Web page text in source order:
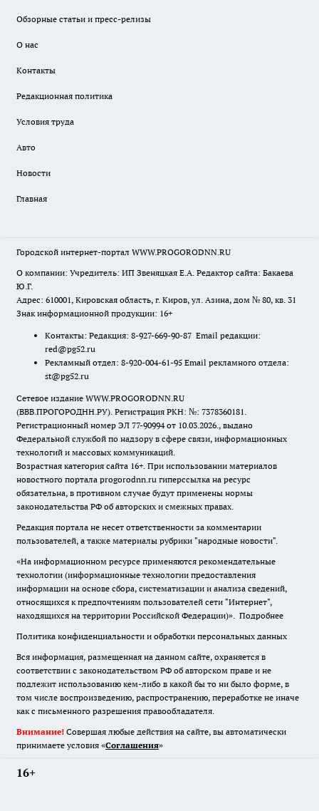
Обзорные статьи и пресс-релизы
О нас
Контакты
Редакционная политика
Условия труда
Авто
Новости
Главная
Городской интернет-портал WWW.PROGORODNN.RU
О компании: Учредитель: ИП Звеняцкая Е.А. Редактор сайта: Бакаева
Ю.Г.
Адрес: 610001, Кировская область, г. Киров, ул. Азина, дом № 80, кв. 31
Знак информационной продукции: 16+
Контакты: Редакция: 8-927-669-90-87 Email редакции:
red@pg52.ru
Рекламный отдел: 8-920-004-61-95 Email рекламного отдела:
st@pg52.ru
Сетевое издание WWW.PROGORODNN.RU
(ВВВ.ПРОГОРОДНН.РУ). Регистрация РКН: №: 7378360181.
Регистрационный номер ЭЛ 77-90994 от 10.03.2026., выдано
Федеральной службой по надзору в сфере связи, информационных
технологий и массовых коммуникаций.
Возрастная категория сайта 16+. При использовании материалов
новостного портала progorodnn.ru гиперссылка на ресурс
обязательна, в противном случае будут применены нормы
законодательства РФ об авторских и смежных правах.
Редакция портала не несет ответственности за комментарии
пользователей, а также материалы рубрики "народные новости".
«На информационном ресурсе применяются рекомендательные
технологии (информационные технологии предоставления
информации на основе сбора, систематизации и анализа сведений,
относящихся к предпочтениям пользователей сети "Интернет",
находящихся на территории Российской Федерации)». Подробнее
Политика конфиденциальности и обработки персональных данных
Вся информация, размещенная на данном сайте, охраняется в
соответствии с законодательством РФ об авторском праве и не
подлежит использованию кем-либо в какой бы то ни было форме, в
том числе воспроизведению, распространению, переработке не иначе
как с письменного разрешения правообладателя.
Внимание! Совершая любые действия на сайте, вы автоматически
принимаете условия «Cоглашения»
16+